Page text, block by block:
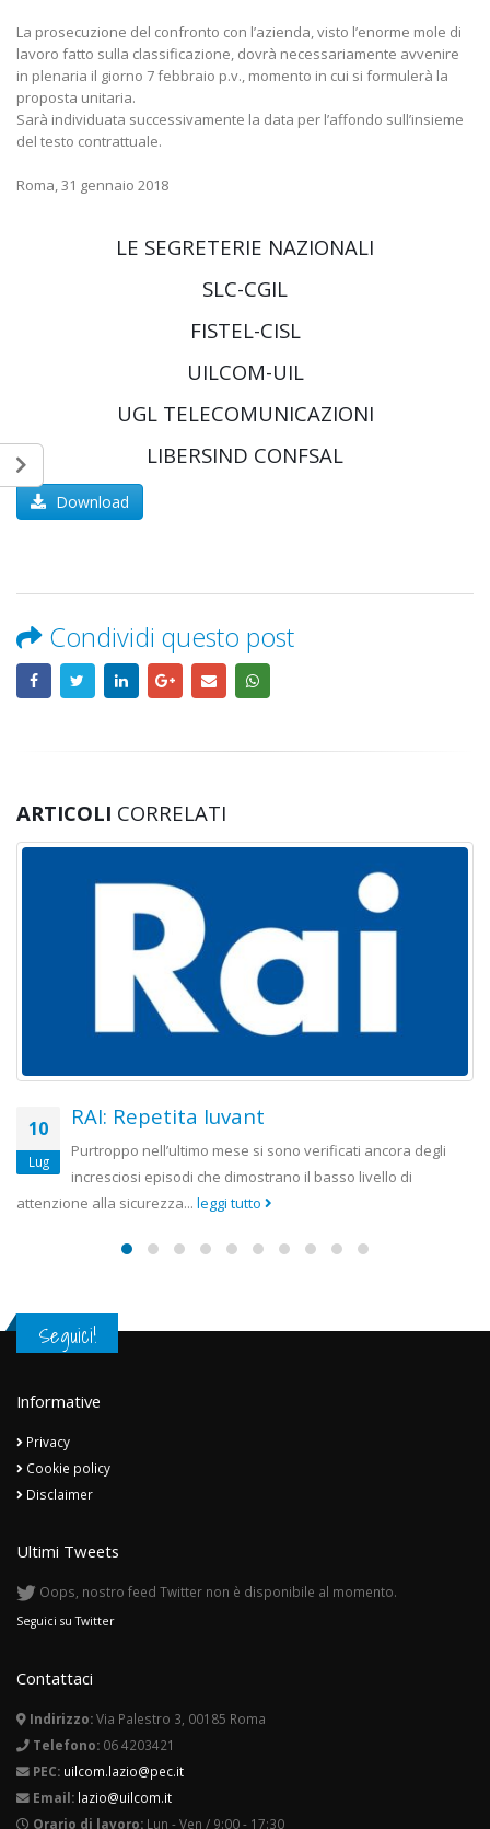
La prosecuzione del confronto con l’azienda, visto l’enorme mole di
lavoro fatto sulla classificazione, dovrà necessariamente avvenire
in plenaria il giorno 7 febbraio p.v., momento in cui si formulerà la
proposta unitaria.
Sarà individuata successivamente la data per l’affondo sull’insieme
del testo contrattuale.
Roma, 31 gennaio 2018
LE SEGRETERIE NAZIONALI
SLC-CGIL
FISTEL-CISL
UILCOM-UIL
UGL TELECOMUNICAZIONI
LIBERSIND CONFSAL
Download
Condividi questo post
ARTICOLI CORRELATI
RAI: Repetita Iuvant
Purtroppo nell’ultimo mese si sono verificati ancora degli
incresciosi episodi che dimostrano il basso livello di
alla sicurezza...leggi tutto
Seguici!
Informative
Privacy
Cookie policy
Disclaimer
Ultimi Tweets
Oops, nostro feed Twitter non è disponibile al momento.
Seguici su Twitter
Contattaci
Indirizzo:Via Palestro 3, 00185 Roma
Telefono: 06 4203421
PEC: uilcom.lazio@pec.it
Email: lazio@uilcom.it
Orario di lavoro: Lun - Ven / 9:00 - 17:30